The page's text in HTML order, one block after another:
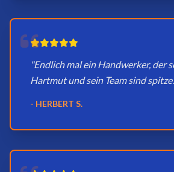
"Endlich mal ein Handwerker, der
Hartmut und sein Team sind
- HERBERT S.